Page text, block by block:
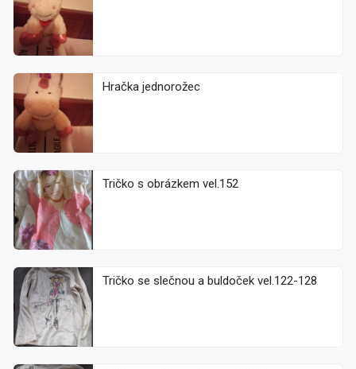
Hračka jednorožec
Tričko s obrázkem vel.152
Tričko se slečnou a buldoček vel.122-128